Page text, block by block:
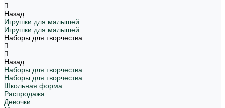
Назад
Игрушки для малышей
Игрушки для малышей
Наборы для творчества
Назад
Наборы для творчества
Наборы для творчества
Школьная форма
Распродажа
Девочки